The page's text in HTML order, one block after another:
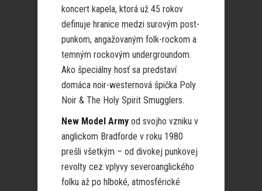
koncert kapela, ktorá už 45 rokov
definuje hranice medzi surovým post-
punkom, angažovaným folk-rockom a
temným rockovým undergroundom.
Ako špeciálny hosť sa predstaví
domáca noir-westernová špička Poly
Noir & The Holy Spirit Smugglers.
New Model Army od svojho vzniku v
anglickom Bradforde v roku 1980
prešli všetkým – od divokej punkovej
revolty cez vplyvy severoanglického
folku až po hlboké, atmosférické